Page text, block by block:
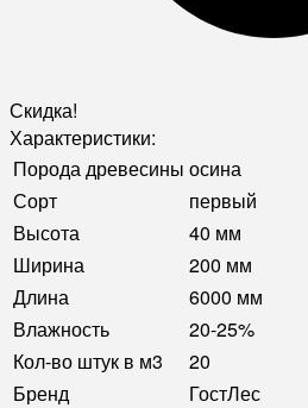
Скидка!
Характеристики:
Порода древесины осина
Сорт
первый
Высота
40 мм
Ширина
200 мм
Длина
6000 мм
Влажность
20-25%
Кол-во штук в м3
20
Бренд
ГостЛес